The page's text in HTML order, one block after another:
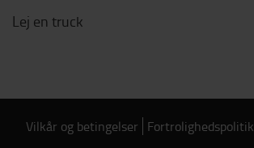
Lej en truck
Vilkår og betingelser Fortrolighedspolitik